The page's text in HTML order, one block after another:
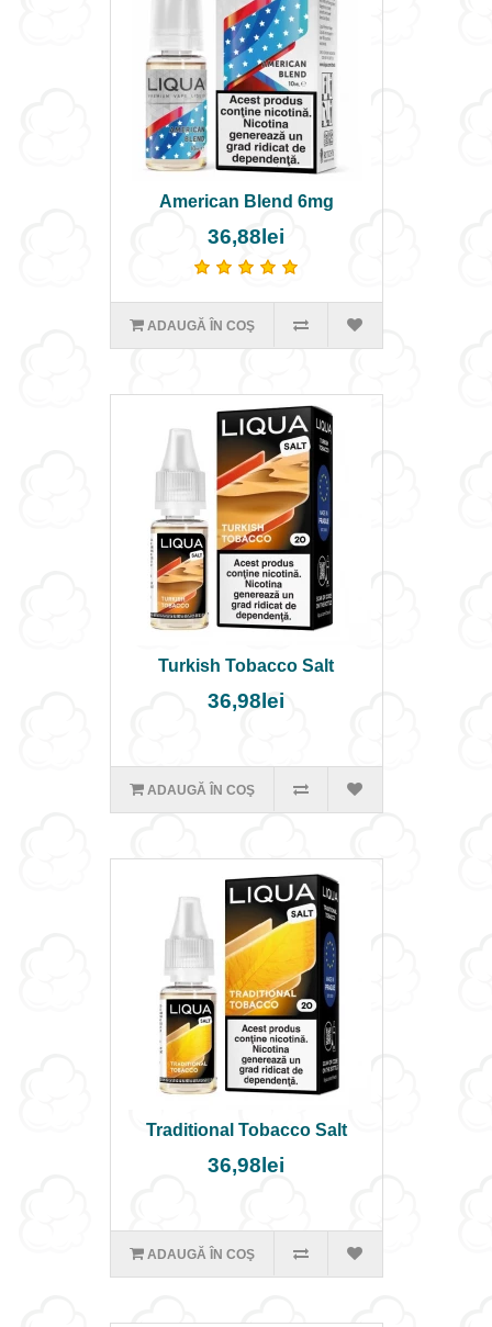
American Blend 6mg
36,88lei
ADAUGĂ ÎN COŞ
Turkish Tobacco Salt
36,98lei
ADAUGĂ ÎN COŞ
Traditional Tobacco Salt
36,98lei
ADAUGĂ ÎN COŞ